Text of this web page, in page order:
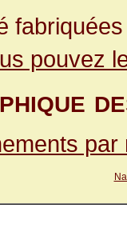
pouvez
par